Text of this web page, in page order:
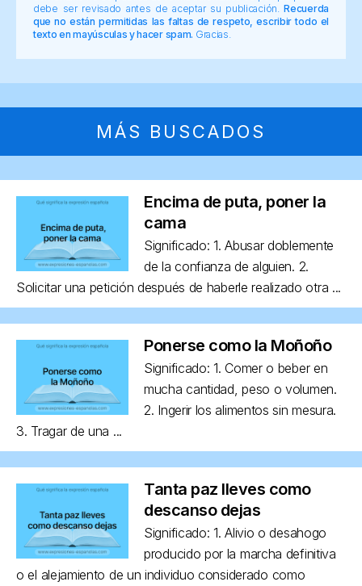
debe ser revisado antes de aceptar su publicación.Recuerda
que no están permitidas las faltas de respeto, escribir todo el
texto en mayúsculas y hacer spam. Gracias.
MÁS BUSCADOS
Encima de puta, poner la
cama
Significado: 1. Abusar doblemente
de la confianza de alguien. 2.
Solicitar una petición después de haberle realizado otra ...
Ponerse como la Moñoño
Significado: 1. Comer o beber en
mucha cantidad, peso o volumen.
2. Ingerir los alimentos sin mesura.
3. Tragar de una ...
Tanta paz lleves como
descanso dejas
Significado: 1. Alivio o desahogo
producido por la marcha definitiva
o el alejamiento de un individuo considerado como